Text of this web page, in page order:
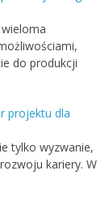
do produkcji
projektu dla
tylko wyzwanie,
kariery. W